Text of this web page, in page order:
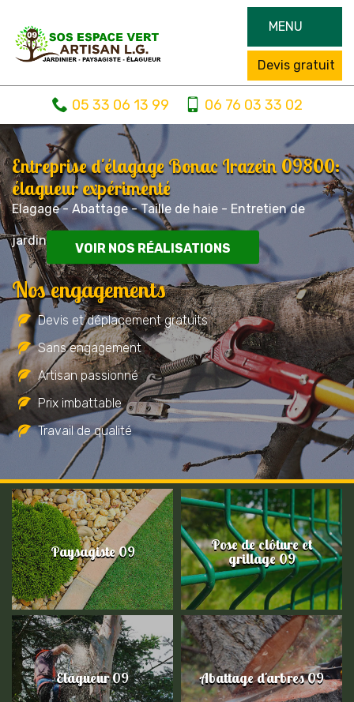
MENU
Devis gratuit
05 33 06 13 99 06 76 03 33 02
Entreprise d'élagage Bonac Irazein 09800:
élagueur expérimenté
Elagage - Abattage - Taille de haie - Entretien de
jardin
VOIR NOS RÉALISATIONS
Nos engagements
Devis et déplacement gratuits
Sans engagement
Artisan passionné
Prix imbattable
Travail de qualité
Paysagiste 09 Pose de clôture et
grillage 09
Elagueur 09 Abattage d'arbres 09